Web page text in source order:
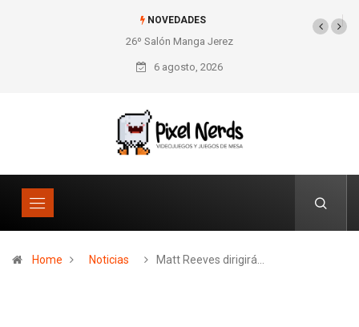
NOVEDADES
26º Salón Manga Jerez SNES Pixel Book para
los amantes de lo retro
6 agosto, 2026
Home Noticias Matt Reeves dirigirá…